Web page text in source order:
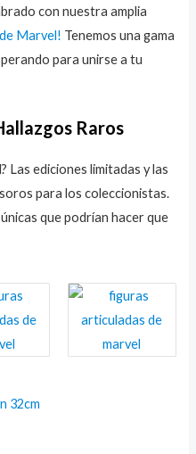
con nuestra amplia
Marvel! Tenemos una gama
para unirse a tu
Raros
Las ediciones limitadas y las
para los coleccionistas.
que podrían hacer que
32cm